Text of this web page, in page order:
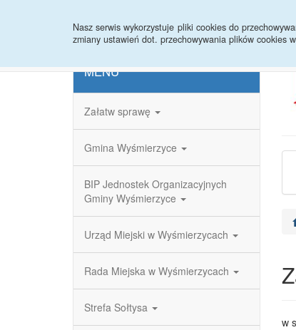
Nasz serwis wykorzystuje pliki cookies do
zmiany ustawień dot. przechowywania plików cookies
MENU
Załatw sprawę
Gmina Wyśmierzyce
BIP Jednostek Organizacyjnych
Gminy Wyśmierzyce
Urząd Miejski w Wyśmierzycach
Rada Miejska w Wyśmierzycach
Strefa Sołtysa
w